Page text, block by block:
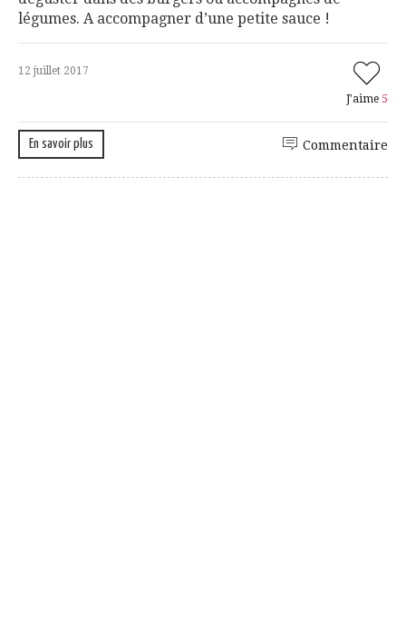
légumes. A accompagner d’une petite sauce !
12 juillet 2017
J'aime 5
En savoir plus Commentaire